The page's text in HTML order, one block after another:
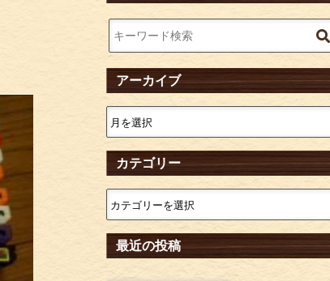
アーカイブ
カテゴリー
最近の投稿